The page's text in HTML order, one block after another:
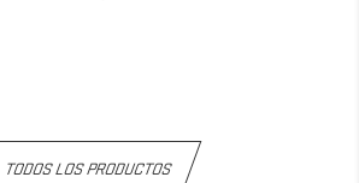
TODOS LOS PRODUCTOS